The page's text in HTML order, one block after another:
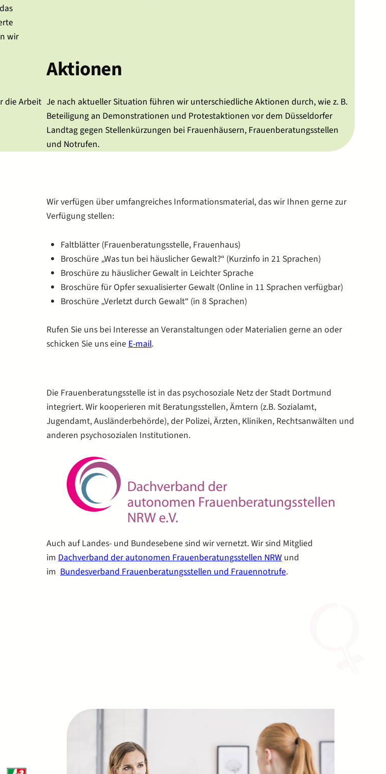
wir
die Arbeit
Aktionen
Je nach aktueller Situation führen wir unterschiedliche Aktionen durch, wie z. B.
Beteiligung an Demonstrationen und Protestaktionen vor dem Düsseldorfer
Landtag gegen Stellenkürzungen bei Frauenhäusern, Frauenberatungsstellen
und Notrufen.
Wir verfügen über umfangreiches Informationsmaterial, das wir Ihnen gerne zur
Verfügung stellen:
Faltblätter (Frauenberatungsstelle, Frauenhaus)
Broschüre „Was tun bei häuslicher Gewalt?“ (Kurzinfo in 21 Sprachen)
Broschüre zu häuslicher Gewalt in Leichter Sprache
Broschüre für Opfer sexualisierter Gewalt (Online in 11 Sprachen verfügbar)
Broschüre „Verletzt durch Gewalt“ (in 8 Sprachen)
Rufen Sie uns bei Interesse an Veranstaltungen oder Materialien gerne an oder
schicken Sie uns eine E-mail.
Die Frauenberatungsstelle ist in das psychosoziale Netz der Stadt Dortmund
integriert. Wir kooperieren mit Beratungsstellen, Ämtern (z.B. Sozialamt,
Jugendamt, Ausländerbehörde), der Polizei, Ärzten, Kliniken, Rechtsanwälten und
anderen psychosozialen Institutionen.
Auch auf Landes- und Bundesebene sind wir vernetzt. Wir sind Mitglied
im Dachverband der autonomen Frauenberatungsstellen NRW und
im Bundesverband Frauenberatungsstellen und Frauennotrufe.